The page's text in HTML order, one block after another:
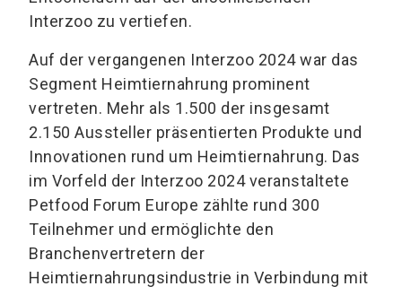
Interzoo zu vertiefen.
Auf der vergangenen Interzoo 2024 war das
Segment Heimtiernahrung prominent
vertreten. Mehr als 1.500 der insgesamt
2.150 Aussteller präsentierten Produkte und
Innovationen rund um Heimtiernahrung. Das
im Vorfeld der Interzoo 2024 veranstaltete
Petfood Forum Europe zählte rund 300
Teilnehmer und ermöglichte den
Branchenvertretern der
Heimtiernahrungsindustrie in Verbindung mit